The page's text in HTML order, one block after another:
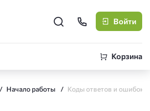
(вы здесь)
Войти
Корзина
Начало работы